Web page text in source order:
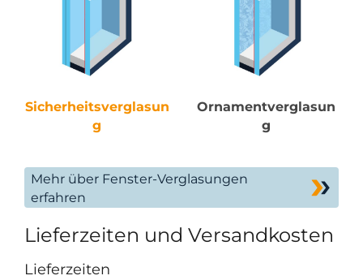
Sicherheitsverglasun
g
Ornamentverglasun
g
Mehr über Fenster-Verglasungen
erfahren
Lieferzeiten und Versandkosten
Lieferzeiten